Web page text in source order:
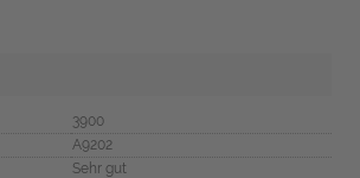
3900
A9202
Sehr gut